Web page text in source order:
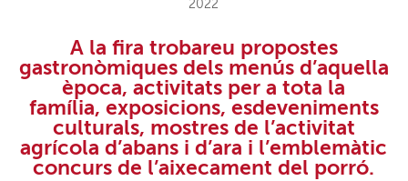
A la fira trobareu propostes
gastronòmiques dels menús d’aquella
època, activitats per a tota la
família, exposicions, esdeveniments
culturals, mostres de l’activitat
agrícola d’abans i d’ara i l’emblemàtic
concurs de l’aixecament del porró.